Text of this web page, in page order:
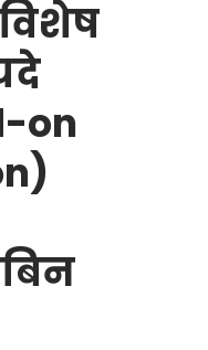
on